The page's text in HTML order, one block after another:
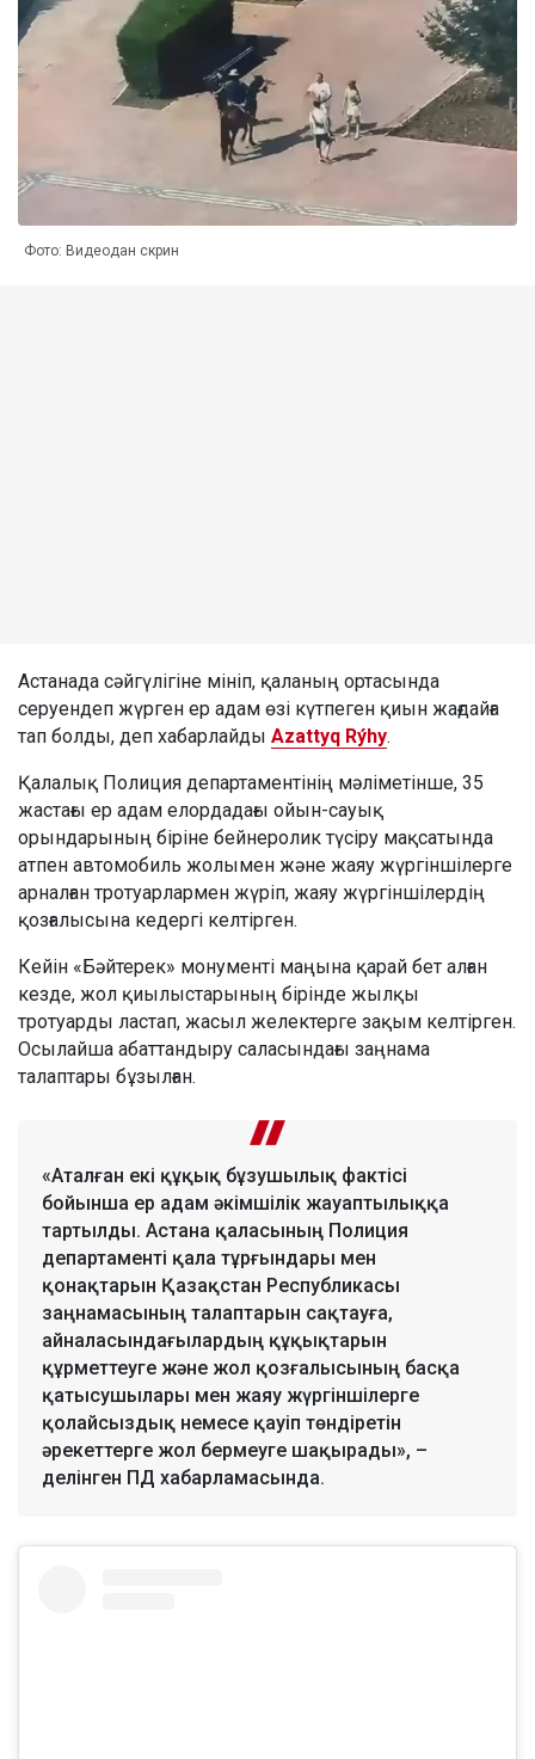
Фото: Видеодан скрин
Астанада сәйгүлігіне мініп, қаланың ортасында
серуендеп жүрген ер адам өзі күтпеген қиын жағдайға
тап болды, деп хабарлайды Azattyq Rýhy.
Қалалық Полиция департаментінің мәліметінше, 35
жастағы ер адам елордадағы ойын-сауық
орындарының біріне бейнеролик түсіру мақсатында
атпен автомобиль жолымен және жаяу жүргіншілерге
арналған тротуарлармен жүріп, жаяу жүргіншілердің
қозғалысына кедергі келтірген.
Кейін «Бәйтерек» монументі маңына қарай бет алған
кезде, жол қиылыстарының бірінде жылқы
тротуарды ластап, жасыл желектерге зақым келтірген.
Осылайша абаттандыру саласындағы заңнама
талаптары бұзылған.
«Аталған екі құқық бұзушылық фактісі
бойынша ер адам әкімшілік жауаптылыққа
тартылды. Астана қаласының Полиция
департаменті қала тұрғындары мен
қонақтарын Қазақстан Республикасы
заңнамасының талаптарын сақтауға,
айналасындағылардың құқықтарын
құрметтеуге және жол қозғалысының басқа
қатысушылары мен жаяу жүргіншілерге
қолайсыздық немесе қауіп төндіретін
әрекеттерге жол бермеуге шақырады», –
делінген ПД хабарламасында.